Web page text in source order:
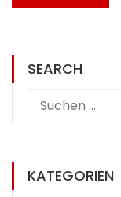
SEARCH
KATEGORIEN